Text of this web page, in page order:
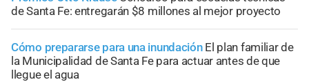
de Santa Fe: entregarán $8 millones al mejor proyecto
Cómo prepararse para una inundación El plan familiar de
la Municipalidad de Santa Fe para actuar antes de que
llegue el agua